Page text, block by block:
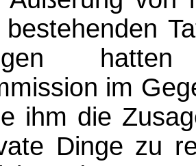
im
ihm die
Dinge zu